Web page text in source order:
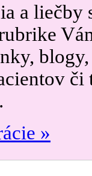
a
»